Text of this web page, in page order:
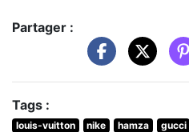
Partager :
Tags :
louis-vuitton nike hamza gucci